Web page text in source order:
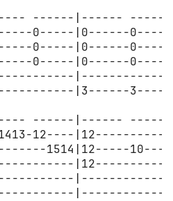
------|------
0-----|0------
0-----|0------
0-----|0------
|3------
------|------
12----
1514|12-----